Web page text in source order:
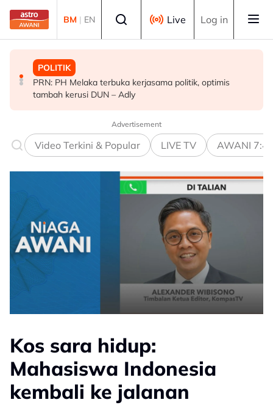
Skip to main content
BM | EN Live Log in
POLITIK
PRN: PH Melaka terbuka kerjasama politik, optimis
tambah kerusi DUN – Adly
DUNIA
Kebakaran hutan: Semua laluan masuk ke Gunung
Bromo ditutup
MALAYSIA
Sambutan Hari Malaysia 2026 diadakan di BCCK
Kuching - Fahmi
Advertisement
Video Terkini & Popular LIVE TV AWANI
Kos sara hidup:
Mahasiswa Indonesia
kembali ke jalanan